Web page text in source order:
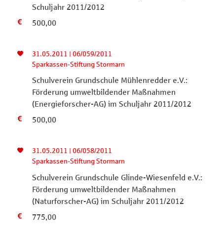
Schuljahr 2011/2012
500,00
31.05.2011 | 06/059/2011
Sparkassen-Stiftung Stormarn
Schulverein Grundschule Mühlenredder e.V.:
Förderung umweltbildender Maßnahmen
(Energieforscher-AG) im Schuljahr 2011/2012
500,00
31.05.2011 | 06/058/2011
Sparkassen-Stiftung Stormarn
Schulverein Grundschule Glinde-Wiesenfeld e.V.:
Förderung umweltbildender Maßnahmen
(Naturforscher-AG) im Schuljahr 2011/2012
775,00